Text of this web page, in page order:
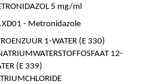
5 mg/ml
- Metronidazole
1-WATER (E 330)
12-
(E 339)